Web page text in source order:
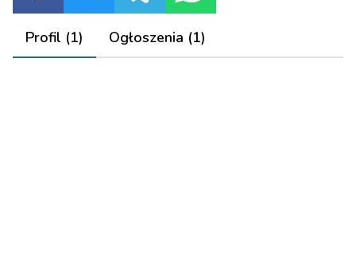
Profil (1) Ogłoszenia (1)